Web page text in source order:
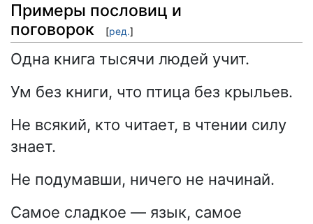
Примеры пословиц и
поговорок
[ред.]
Одна книга тысячи людей учит.
Ум без книги, что птица без крыльев.
Не всякий, кто читает, в чтении силу
знает.
Не подумавши, ничего не начинай.
Самое сладкое — язык, самое